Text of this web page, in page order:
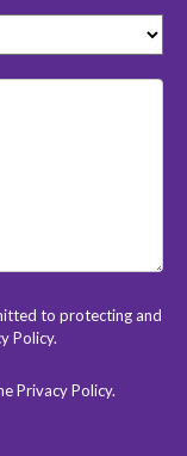
to protecting and
Policy.
Privacy Policy.